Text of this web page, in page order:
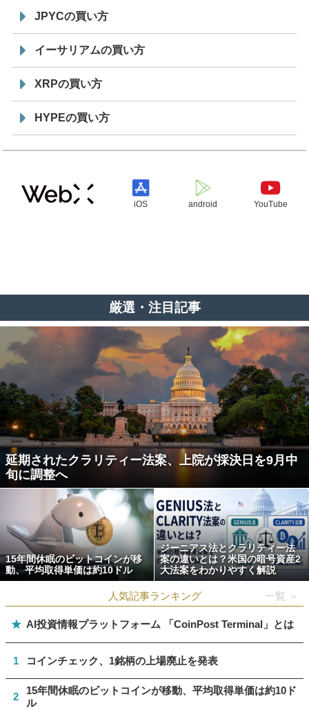
JPYCの買い方
イーサリアムの買い方
XRPの買い方
HYPEの買い方
iOS android YouTube
厳選・注目記事
延期されたクラリティー法案、上院が採決日を9月中
旬に調整へ
15年間休眠のビットコインが移
動、平均取得単価は約10ドル
ジーニアス法とクラリティー法
案の違いとは？米国の暗号資産2
大法案をわかりやすく解説
人気記事ランキング 一覧 ＞
★ AI投資情報プラットフォーム 「CoinPost Terminal」とは
1 コインチェック、1銘柄の上場廃止を発表
2
15年間休眠のビットコインが移動、平均取得単価は約10ド
ル